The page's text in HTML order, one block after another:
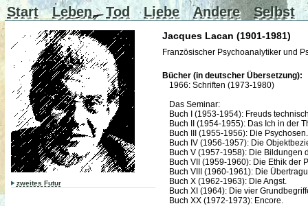
Start Leben Tod Liebe Andere Selbst
zweites Futur
Jacques Lacan (1901-1981)
Französischer Psychoanalytiker und
Bücher (in deutscher Übersetzung):
1966: Schriften (1973-1980)
Das Seminar:
Buch I (1953-1954): Freuds
Buch II (1954-1955): Das Ich in der
Buch III (1955-1956): Die Psychosen.
Buch IV (1956-1957): Die
Buch V (1957-1958): Die Bildungen
Buch VII (1959-1960): Die Ethik der
Buch VIII (1960-1961): Die
Buch X (1962-1963): Die Angst.
Buch XI (1964): Die vier
Buch XX (1972-1973): Encore.